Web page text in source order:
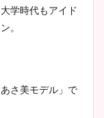
学時代もアイド
。
さ美モデル」で